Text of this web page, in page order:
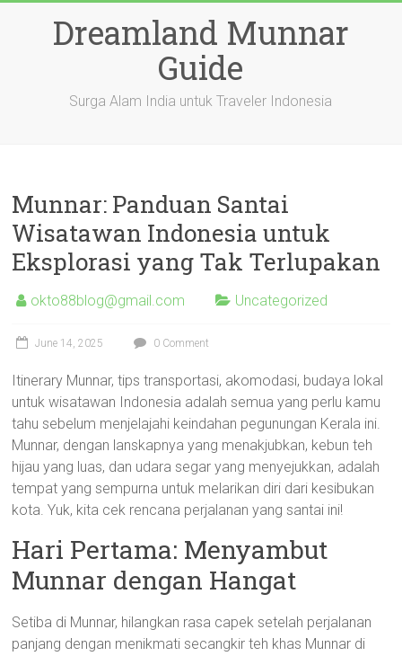
Dreamland Munnar
Guide
Surga Alam India untuk Traveler Indonesia
Munnar: Panduan Santai
Wisatawan Indonesia untuk
Eksplorasi yang Tak Terlupakan
okto88blog@gmail.com Uncategorized
June 14, 2025 0 Comment
Itinerary Munnar, tips transportasi, akomodasi, budaya lokal
untuk wisatawan Indonesia adalah semua yang perlu kamu
tahu sebelum menjelajahi keindahan pegunungan Kerala ini.
Munnar, dengan lanskapnya yang menakjubkan, kebun teh
hijau yang luas, dan udara segar yang menyejukkan, adalah
tempat yang sempurna untuk melarikan diri dari kesibukan
kota. Yuk, kita cek rencana perjalanan yang santai ini!
Hari Pertama: Menyambut
Munnar dengan Hangat
Setiba di Munnar, hilangkan rasa capek setelah perjalanan
panjang dengan menikmati secangkir teh khas Munnar di